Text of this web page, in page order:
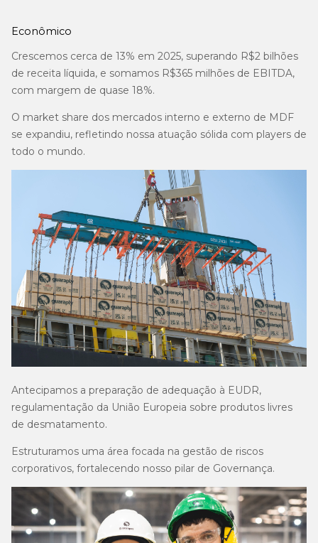
Econômico
Crescemos cerca de 13% em 2025, superando R$2 bilhões
de receita líquida, e somamos R$365 milhões de EBITDA,
com margem de quase 18%.
O market share dos mercados interno e externo de MDF
se expandiu, refletindo nossa atuação sólida com players de
todo o mundo.
Antecipamos a preparação de adequação à EUDR,
regulamentação da União Europeia sobre produtos livres
de desmatamento.
Estruturamos uma área focada na gestão de riscos
corporativos, fortalecendo nosso pilar de Governança.